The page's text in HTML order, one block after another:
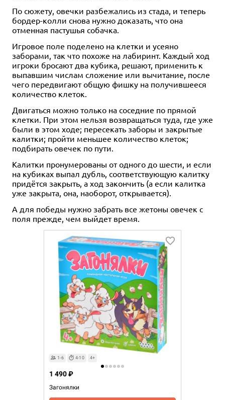
По сюжету, овечки разбежались из стада, и теперь
бордер-колли снова нужно доказать, что она
отменная пастушья собачка.
Игровое поле поделено на клетки и усеяно
заборами, так что похоже на лабиринт. Каждый ход
игроки бросают два кубика, решают, применить к
выпавшим числам сложение или вычитание, после
чего передвигают общую фишку на получившееся
количество клеток.
Двигаться можно только на соседние по прямой
клетки. При этом нельзя возвращаться туда, где уже
были в этом ходе; пересекать заборы и закрытые
калитки; пройти меньшее количество клеток;
подбирать овечек по пути.
Калитки пронумерованы от одного до шести, и если
на кубиках выпал дубль, соответствующую калитку
придётся закрыть, а ход закончить (а если калитка
уже закрыта, она, наоборот, открывается).
А для победы нужно забрать все жетоны овечек с
поля прежде, чем выйдет время.
1-6 4-10 4+
Загонялки
1 490 ₽